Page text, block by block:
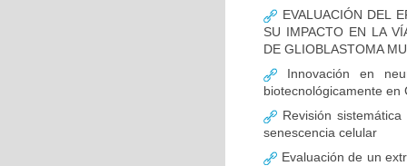
EVALUACIÓN DEL
SU IMPACTO EN LA
DE GLIOBLASTOMA
Innovación en
biotecnológicamente en
Revisión
senescencia celular
Evaluación de un